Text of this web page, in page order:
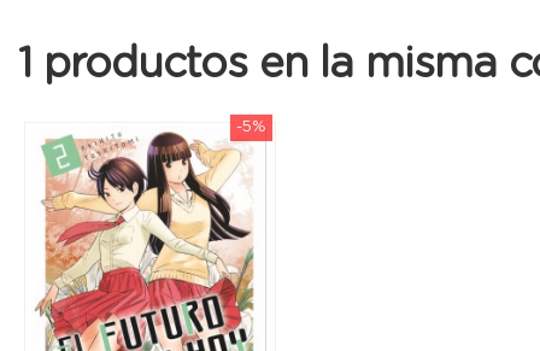
1 productos en la misma
-5%